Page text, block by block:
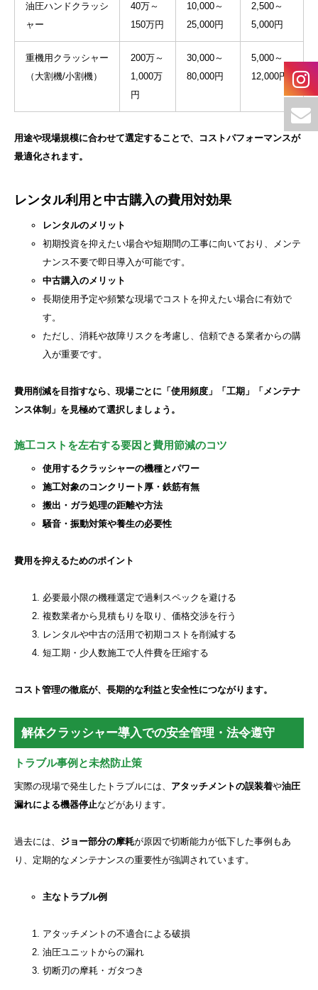
油圧ハンドクラッシ
ャー
40万～
150万円
10,000～
25,000円
2,500～
5,000円
重機用クラッシャー
（大割機/小割機）
200万～
1,000万
円
30,000～
80,000円
5,000～
12,000円
用途や現場規模に合わせて選定することで、コストパフォーマンスが
最適化されます。
レンタル利用と中古購入の費用対効果
レンタルのメリット
初期投資を抑えたい場合や短期間の工事に向いており、メンテ
ナンス不要で即日導入が可能です。
中古購入のメリット
長期使用予定や頻繁な現場でコストを抑えたい場合に有効で
す。
ただし、消耗や故障リスクを考慮し、信頼できる業者からの購
入が重要です。
費用削減を目指すなら、現場ごとに「使用頻度」「工期」「メンテナ
ンス体制」を見極めて選択しましょう。
施工コストを左右する要因と費用節減のコツ
使用するクラッシャーの機種とパワー
施工対象のコンクリート厚・鉄筋有無
搬出・ガラ処理の距離や方法
騒音・振動対策や養生の必要性
費用を抑えるためのポイント
必要最小限の機種選定で過剰スペックを避ける
複数業者から見積もりを取り、価格交渉を行う
レンタルや中古の活用で初期コストを削減する
短工期・少人数施工で人件費を圧縮する
コスト管理の徹底が、長期的な利益と安全性につながります。
解体クラッシャー導入での安全管理・法令遵守
トラブル事例と未然防止策
実際の現場で発生したトラブルには、 アタッチメントの誤装着や油圧
漏れによる機器停止などがあります。
過去には、 ジョー部分の摩耗が原因で切断能力が低下した事例もあ
り、定期的なメンテナンスの重要性が強調されています。
主なトラブル例
アタッチメントの不適合による破損
油圧ユニットからの漏れ
切断刃の摩耗・ガタつき